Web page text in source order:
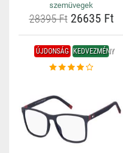
szemüvegek
28395 Ft26635 Ft
ÚJDONSÁG KEDVEZMÉNY